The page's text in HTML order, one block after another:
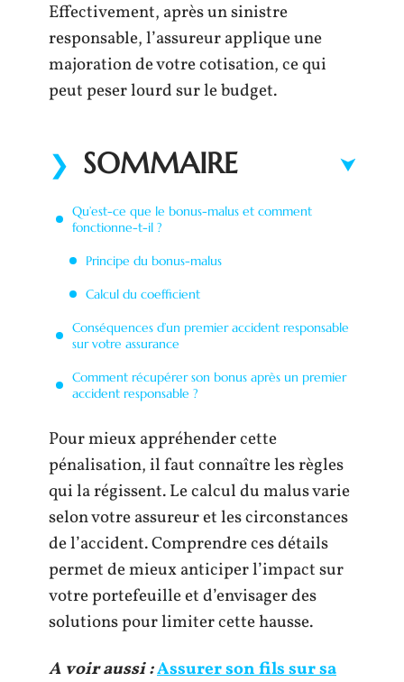
Effectivement, après un sinistre
responsable, l’assureur applique une
majoration de votre cotisation, ce qui
peut peser lourd sur le budget.
SOMMAIRE
Qu’est-ce que le bonus-malus et comment
fonctionne-t-il ?
Principe du bonus-malus
Calcul du coefficient
Conséquences d’un premier accident responsable
sur votre assurance
Comment récupérer son bonus après un premier
accident responsable ?
Pour mieux appréhender cette
pénalisation, il faut connaître les règles
qui la régissent. Le calcul du malus varie
selon votre assureur et les circonstances
de l’accident. Comprendre ces détails
permet de mieux anticiper l’impact sur
votre portefeuille et d’envisager des
solutions pour limiter cette hausse.
A voir aussi :Assurer son fils sur sa